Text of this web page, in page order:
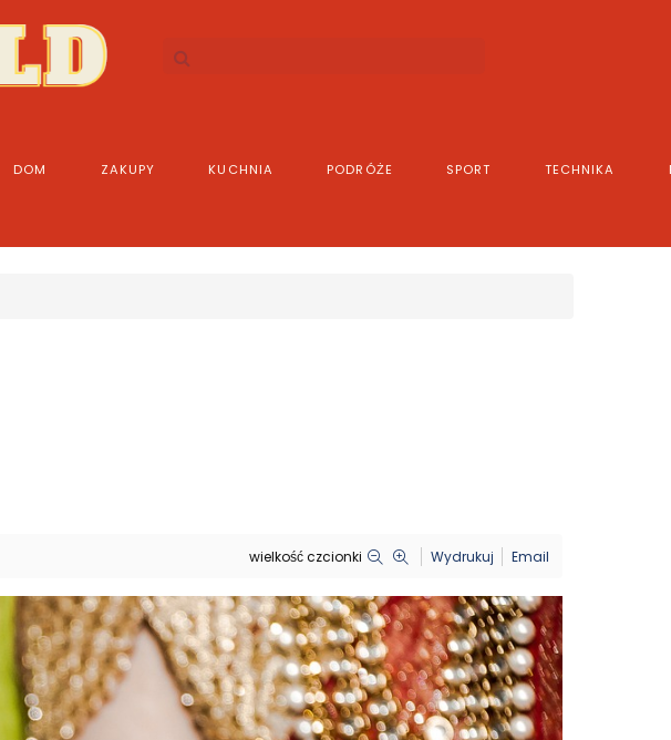
DOM ZAKUPY KUCHNIA PODRÓŻE SPORT TECHNIKA
wielkość czcionki Wydrukuj Email